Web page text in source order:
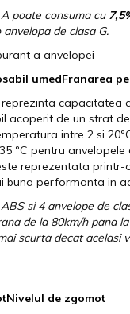
poate consuma cu
de clasa G.
Franarea
capacitatea
acoperit de un strat
intre 2 si
ºC pentru
reprezentata printr-
buna performanta in
si 4 anvelope de
de la 80km/h pana
scurta decat acelasi
Nivelul de zgomot